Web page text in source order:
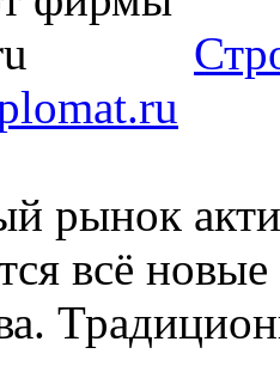
рынок
всё